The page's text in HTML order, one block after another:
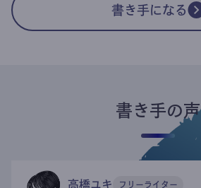
書き手になる
書き手の声
高橋ユキ フリーライター